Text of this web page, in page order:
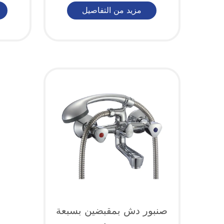
مزيد من التفاصيل
صنبور دش بمقبضين بسبعة